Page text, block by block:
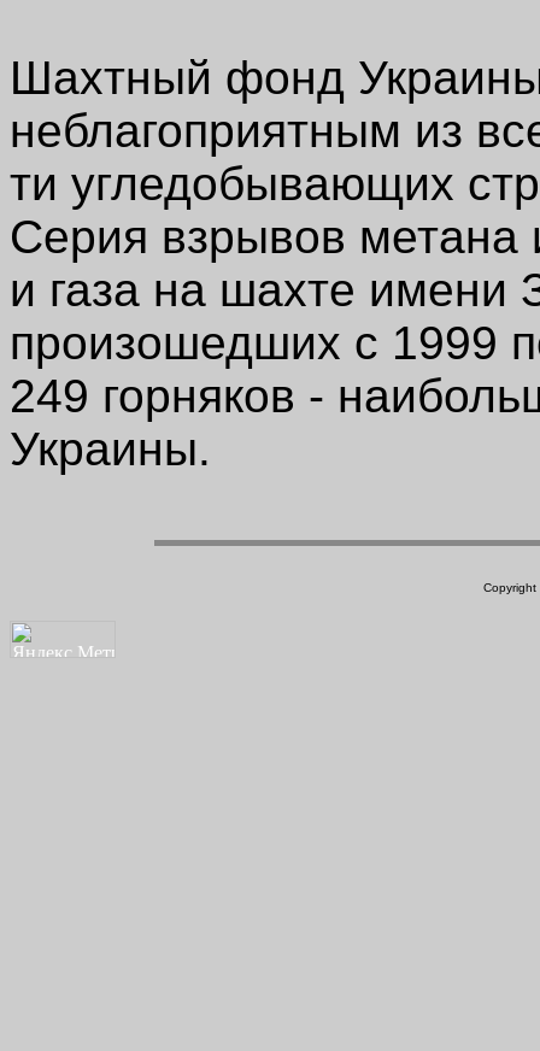
Шахтный фонд
неблагоприятным из
ти угледобывающих
Серия взрывов метана
и газа на шахте имени
произошедших с 1999
249 горняков -
Украины.